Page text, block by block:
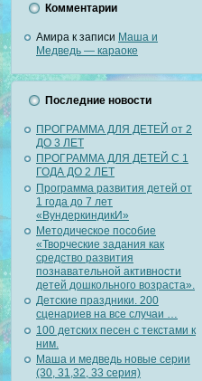
Комментарии
Амира к записи Маша и
Медведь — караоке
Последние новости
ПРОГРАММА ДЛЯ ДЕТЕЙ от 2
ДО 3 ЛЕТ
ПРОГРАММА ДЛЯ ДЕТЕЙ С 1
ГОДА ДО 2 ЛЕТ
Программа развития детей от
1 года до 7 лет
«ВундеркиндикИ»
Методическое пособие
«Творческие задания как
средство развития
познавательной активности
детей дошкольного возраста».
Детские праздники. 200
сценариев на все случаи …
100 детских песен с текстами к
ним.
Маша и медведь новые серии
(30, 31,32, 33 серия)